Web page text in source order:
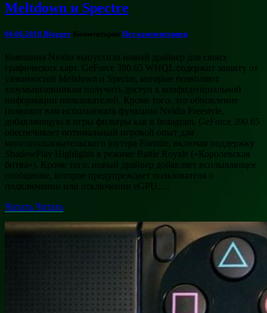
Meltdown и Spectre
06.06.2018 Blogger Комментарии Нет комментариев
Компания Nvidia выпустила новый драйвер для своих
графических карт. GeForce 390.65 WHQL содержит защиту от
уязвимостей Meltdown и Spectre, которые позволяют
злоумышленникам получить доступ к конфиденциальной
информации пользователей. Кроме того, это обновление
позволит вам использовать функцию Nvidia Freestyle,
добавляющую в игры фильтры как в Instagram. GeForce 390.65
обеспечивает оптимальный игровой опыт для
многопользовательского шутера Fortnite, включая поддержку
ShadowPlay Highlights в режиме Battle Royale («Королевская
битва»). Кроме того, новый драйвер добавляет всплывающее
сообщение, которое предупреждает пользователя о
подключении или отключении eGPU….
Читать Читать